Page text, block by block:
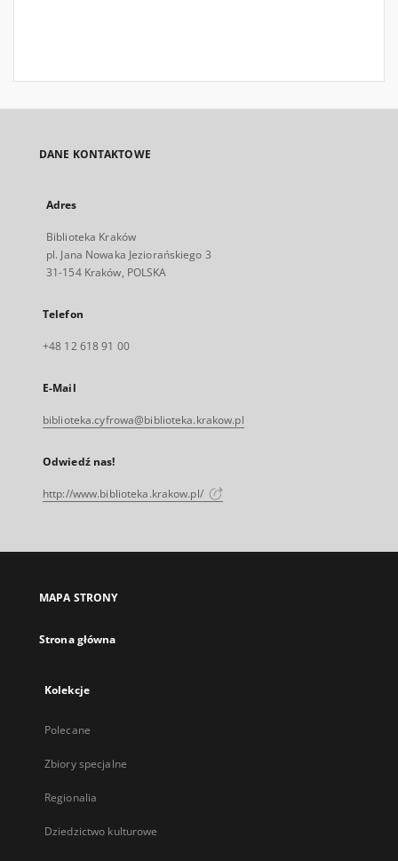
DANE KONTAKTOWE
Adres
Biblioteka Kraków
pl. Jana Nowaka Jeziorańskiego 3
31-154 Kraków, POLSKA
Telefon
+48 12 618 91 00
E-Mail
biblioteka.cyfrowa@biblioteka.krakow.pl
Odwiedź nas!
http://www.biblioteka.krakow.pl/
MAPA STRONY
Strona główna
Kolekcje
Polecane
Zbiory specjalne
Regionalia
Dziedzictwo kulturowe